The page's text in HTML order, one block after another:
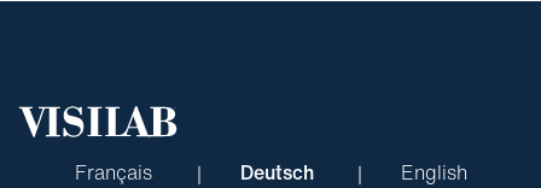
Français Deutsch English